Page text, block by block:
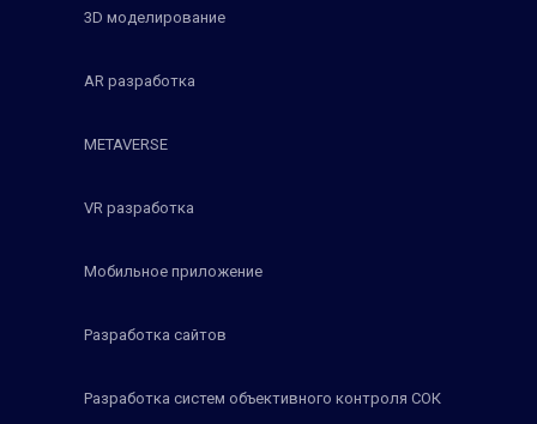
3D моделирование
AR разработка
METAVERSE
VR разработка
Мобильное приложение
Разработка сайтов
Разработка систем объективного контроля СОК